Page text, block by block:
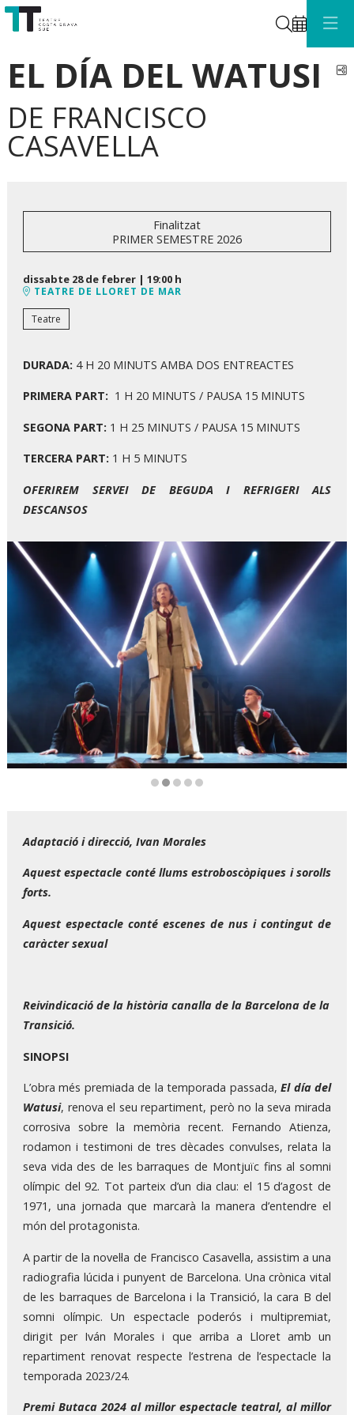
Cerca
EL DÍA DEL WATUSI
DE FRANCISCO
CASAVELLA
Finalitzat
PRIMER SEMESTRE 2026
dissabte 28 de febrer | 19:00 h
TEATRE DE LLORET DE MAR
Teatre
DURADA: 4 H 20 MINUTS AMBA DOS ENTREACTES
PRIMERA PART: 1 H 20 MINUTS / PAUSA 15 MINUTS
SEGONA PART: 1 H 25 MINUTS / PAUSA 15 MINUTS
TERCERA PART: 1 H 5 MINUTS
OFERIREM SERVEI DE BEGUDA I REFRIGERI ALS
DESCANSOS
Adaptació i direcció, Ivan Morales
Aquest espectacle conté llums estroboscòpiques i sorolls
forts.
Aquest espectacle conté escenes de nus i contingut de
caràcter sexual
Reivindicació de la història canalla de la Barcelona de la
Transició.
SINOPSI
L’obra més premiada de la temporada passada,El día del
Watusi, renova el seu repartiment, però no la seva mirada
corrosiva sobre la memòria recent. Fernando Atienza,
rodamon i testimoni de tres dècades convulses, relata la
seva vida des de les barraques de Montjuïc fins al somni
olímpic del 92. Tot parteix d’un dia clau: el 15 d’agost de
1971, una jornada que marcarà la manera d’entendre el
món del protagonista.
A partir de la novel·la de Francisco Casavella, assistim a una
radiografia lúcida i punyent de Barcelona. Una crònica vital
de les barraques de Barcelona i la Transició, la cara B del
somni olímpic. Un espectacle poderós i multipremiat,
dirigit per Iván Morales i que arriba a Lloret amb un
repartiment renovat respecte l’estrena de l’espectacle la
temporada 2023/24.
Premi Butaca 2024 al millor espectacle teatral, al millor